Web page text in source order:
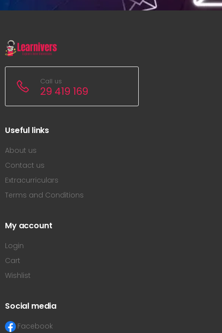
Call us
29 419 169
Useful links
About us
Contact us
Extracurriculars
Terms and Conditions
My account
Login
Cart
Wishlist
Social media
Facebook